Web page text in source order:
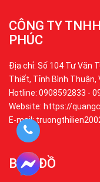
CÔNG TY
PHÚC
Địa chỉ: Số 104 Tư Văn
Thiết, Tỉnh Bình Thuận,
Hotline: 0908592833 -
Website: https://
E-mail:
BẢN ĐỒ